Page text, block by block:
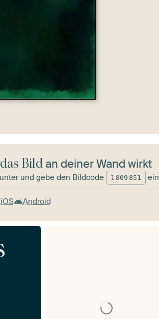
Bildan deiner Wand wirkt
und gebe den Bildcode 1 809 851 ein
iOS Android